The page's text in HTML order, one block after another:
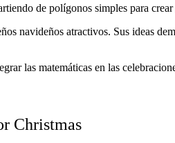
de polígonos simples para crear
navideños atractivos. Sus ideas
las matemáticas en las
Christmas